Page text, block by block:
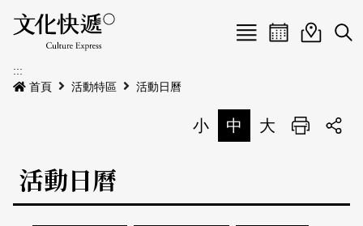
Menu
最新公告
本期專題
活動特區
活動日曆活動地圖
展
:::
首頁
活動特區 活動日曆
小 中 大 列印
活動日曆